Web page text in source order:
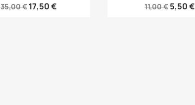
35,00 € 17,50 €
11,00 € 5,50 €